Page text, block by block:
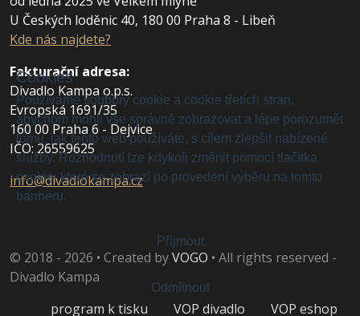
U Českých loděnic 40, 180 00 Praha 8 - Libeň
Kde nás najdete?
Fakturační adresa:
Divadlo Kampa o.p.s.
Evropská 1691/35
160 00 Praha 6 - Dejvice
IČO: 26559625
info@divadlokampa.cz
© 2018 - 2026 • Created byVOGO • All rights reserved -
Divadlo Kampa
program k tisku
VOP divadlo VOP eshop
Cookies
Používáme soubory cookie a cookie třetích stran,
abychom mohli vše správně zobrazovat a lépe porozumět
tomu, jak tento web používáte, s cílem zlepšit nabízené
služby. Rozhodnutí lze kdykoli změnit pomocí tlačítka
cookie, které se zobrazí po provedení výběru na tomto
banneru.
Přijmout
Odmítnout